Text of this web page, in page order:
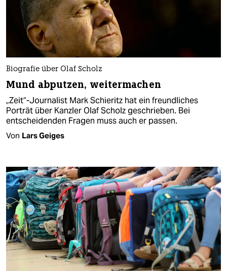
Biografie über Olaf Scholz
Mund abputzen, weitermachen
„Zeit“-Journalist Mark Schieritz hat ein freundliches
Porträt über Kanzler Olaf Scholz geschrieben. Bei
entscheidenden Fragen muss auch er passen.
Von Lars Geiges